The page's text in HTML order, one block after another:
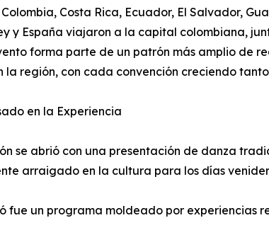
Costa Rica, Ecuador, El Salvador,
y España viajaron a la capital colombiana,
forma parte de un patrón más amplio de
la región, con cada convención creciendo
en la Experiencia
se abrió con una presentación de danza
arraigado en la cultura para los días
fue un programa moldeado por experiencias